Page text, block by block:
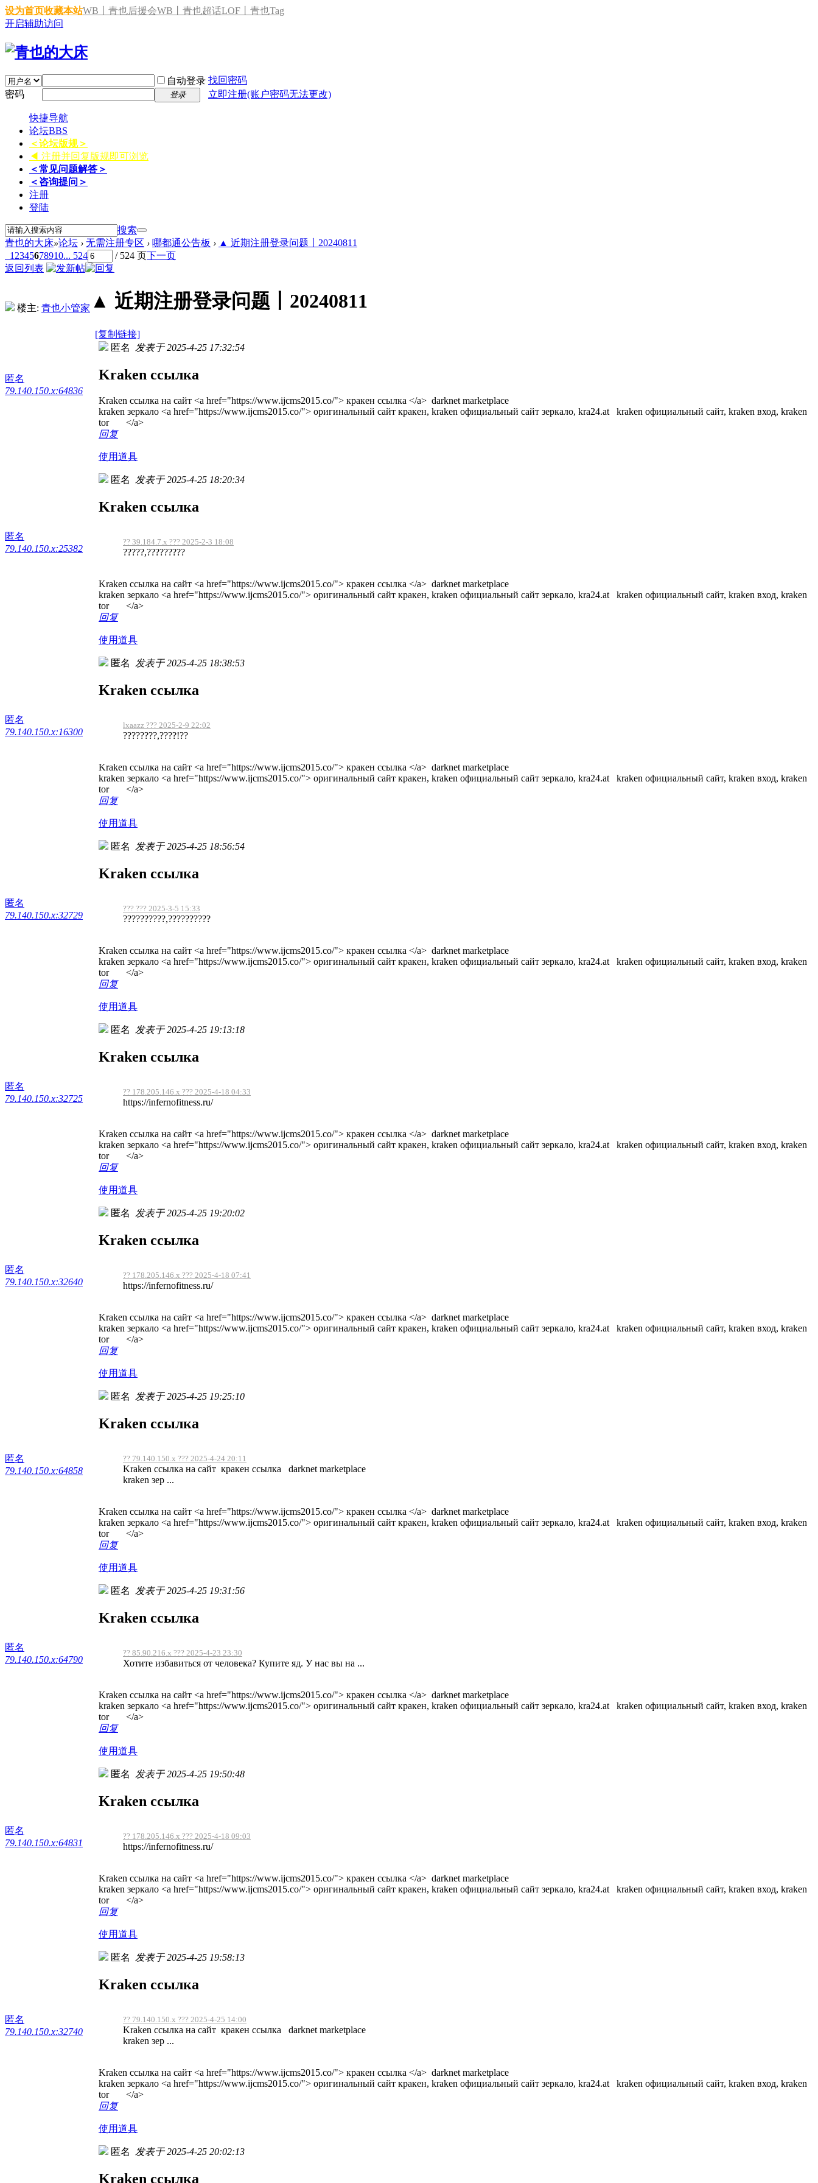
设为首页收藏本站WB丨青也后援会WB丨青也超话LOF丨青也Tag
开启辅助访问
自动登录 找回密码
密码
登录 立即注册(账户密码无法更改)
快捷导航
论坛BBS
＜论坛版规＞
◀ 注册并回复版规即可浏览
＜常见问题解答＞
＜咨询提问＞
注册
登陆
搜索
青也的大床»论坛 › 无需注册专区 › 哪都通公告板 › ▲ 近期注册登录问题丨20240811
1 2345678910... 524 / 524 页下一页
返回列表
楼主: 青也小管家 ▲ 近期注册登录问题丨20240811
[复制链接]
匿名
79.140.150.x:64836
匿名 发表于 2025-4-25 17:32:54
Kraken ссылка
Kraken ссылка на сайт <a href="https://www.ijcms2015.co/"> кракен ссылка </a> darknet marketplace
kraken зеркало <a href="https://www.ijcms2015.co/"> оригинальный сайт кракен, kraken официальный сайт зеркало, kra24.at kraken официальный сайт, kraken вход, kraken
tor </a>
回复
使用道具
匿名
79.140.150.x:25382
匿名 发表于 2025-4-25 18:20:34
Kraken ссылка
?? 39.184.7.x ??? 2025-2-3 18:08
?????,?????????
Kraken ссылка на сайт <a href="https://www.ijcms2015.co/"> кракен ссылка </a> darknet marketplace
kraken зеркало <a href="https://www.ijcms2015.co/"> оригинальный сайт кракен, kraken официальный сайт зеркало, kra24.at kraken официальный сайт, kraken вход, kraken
tor </a>
回复
使用道具
匿名
79.140.150.x:16300
匿名 发表于 2025-4-25 18:38:53
Kraken ссылка
lxaazz ??? 2025-2-9 22:02
????????,????!??
Kraken ссылка на сайт <a href="https://www.ijcms2015.co/"> кракен ссылка </a> darknet marketplace
kraken зеркало <a href="https://www.ijcms2015.co/"> оригинальный сайт кракен, kraken официальный сайт зеркало, kra24.at kraken официальный сайт, kraken вход, kraken
tor </a>
回复
使用道具
匿名
79.140.150.x:32729
匿名 发表于 2025-4-25 18:56:54
Kraken ссылка
??? ??? 2025-3-5 15:33
??????????,??????????
Kraken ссылка на сайт <a href="https://www.ijcms2015.co/"> кракен ссылка </a> darknet marketplace
kraken зеркало <a href="https://www.ijcms2015.co/"> оригинальный сайт кракен, kraken официальный сайт зеркало, kra24.at kraken официальный сайт, kraken вход, kraken
tor </a>
回复
使用道具
匿名
79.140.150.x:32725
匿名 发表于 2025-4-25 19:13:18
Kraken ссылка
?? 178.205.146.x ??? 2025-4-18 04:33
https://infernofitness.ru/
Kraken ссылка на сайт <a href="https://www.ijcms2015.co/"> кракен ссылка </a> darknet marketplace
kraken зеркало <a href="https://www.ijcms2015.co/"> оригинальный сайт кракен, kraken официальный сайт зеркало, kra24.at kraken официальный сайт, kraken вход, kraken
tor </a>
回复
使用道具
匿名
79.140.150.x:32640
匿名 发表于 2025-4-25 19:20:02
Kraken ссылка
?? 178.205.146.x ??? 2025-4-18 07:41
https://infernofitness.ru/
Kraken ссылка на сайт <a href="https://www.ijcms2015.co/"> кракен ссылка </a> darknet marketplace
kraken зеркало <a href="https://www.ijcms2015.co/"> оригинальный сайт кракен, kraken официальный сайт зеркало, kra24.at kraken официальный сайт, kraken вход, kraken
tor </a>
回复
使用道具
匿名
79.140.150.x:64858
匿名 发表于 2025-4-25 19:25:10
Kraken ссылка
?? 79.140.150.x ??? 2025-4-24 20:11
Kraken ссылка на сайт кракен ссылка darknet marketplace
kraken зер ...
Kraken ссылка на сайт <a href="https://www.ijcms2015.co/"> кракен ссылка </a> darknet marketplace
kraken зеркало <a href="https://www.ijcms2015.co/"> оригинальный сайт кракен, kraken официальный сайт зеркало, kra24.at kraken официальный сайт, kraken вход, kraken
tor </a>
回复
使用道具
匿名
79.140.150.x:64790
匿名 发表于 2025-4-25 19:31:56
Kraken ссылка
?? 85.90.216.x ??? 2025-4-23 23:30
Хотите избавиться от человека? Купите яд. У нас вы на ...
Kraken ссылка на сайт <a href="https://www.ijcms2015.co/"> кракен ссылка </a> darknet marketplace
kraken зеркало <a href="https://www.ijcms2015.co/"> оригинальный сайт кракен, kraken официальный сайт зеркало, kra24.at kraken официальный сайт, kraken вход, kraken
tor </a>
回复
使用道具
匿名
79.140.150.x:64831
匿名 发表于 2025-4-25 19:50:48
Kraken ссылка
?? 178.205.146.x ??? 2025-4-18 09:03
https://infernofitness.ru/
Kraken ссылка на сайт <a href="https://www.ijcms2015.co/"> кракен ссылка </a> darknet marketplace
kraken зеркало <a href="https://www.ijcms2015.co/"> оригинальный сайт кракен, kraken официальный сайт зеркало, kra24.at kraken официальный сайт, kraken вход, kraken
tor </a>
回复
使用道具
匿名
79.140.150.x:32740
匿名 发表于 2025-4-25 19:58:13
Kraken ссылка
?? 79.140.150.x ??? 2025-4-25 14:00
Kraken ссылка на сайт кракен ссылка darknet marketplace
kraken зер ...
Kraken ссылка на сайт <a href="https://www.ijcms2015.co/"> кракен ссылка </a> darknet marketplace
kraken зеркало <a href="https://www.ijcms2015.co/"> оригинальный сайт кракен, kraken официальный сайт зеркало, kra24.at kraken официальный сайт, kraken вход, kraken
tor </a>
回复
使用道具
匿名 发表于 2025-4-25 20:02:13
Kraken ссылка